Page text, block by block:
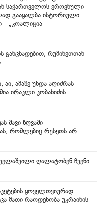
საქართველოს ეროვნული
გააყალბა ისტორიული
- „კოალიცია
განცხადებით, რუმინეთთან
ამაზე უნდა აღიძრას
ირაკლი კობახიძის
შავი ზღვაში
რომლებიც რუსეთს არ
ღალატობენ ჩვენი
ყოველთვიურად
მათი რაოდენობა უკრაინის